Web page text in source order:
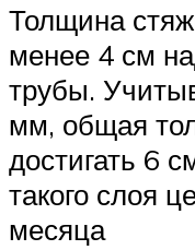
Толщина
менее 4 см
трубы.
мм, общая
достигать 6
такого слоя
месяца